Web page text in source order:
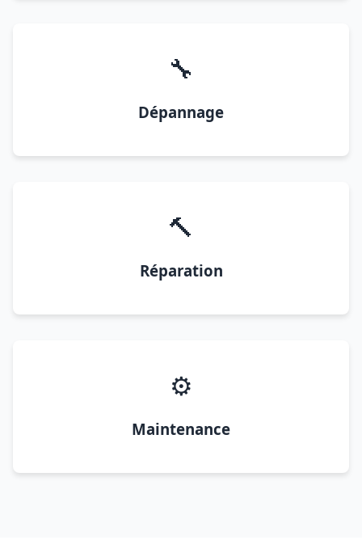
🔧
Dépannage
🔨
Réparation
⚙️
Maintenance